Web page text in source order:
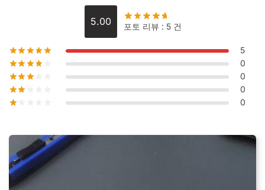
5.00 포토 리뷰 : 5 건
5
0
0
0
0